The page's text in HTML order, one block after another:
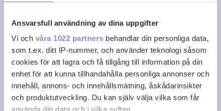
Ansvarsfull användning av dina uppgifter
Vi och våra 1022 partners behandlar din personliga data,
som t.ex. ditt IP-nummer, och använder teknologi såsom
cookies för att lagra och få tillgång till information på din
enhet för att kunna tillhandahålla personliga annonser och
innehåll, annons- och innehållsmätning, åskådarinsikter
och produktutveckling. Du kan själv välja vilka som får
ewa.falun
0
Recept
0
Följare
0
Följer
Följ
Logga in för att följa